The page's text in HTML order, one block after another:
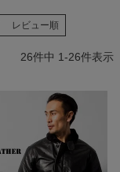
レビュー順
26件中 1-26件表示